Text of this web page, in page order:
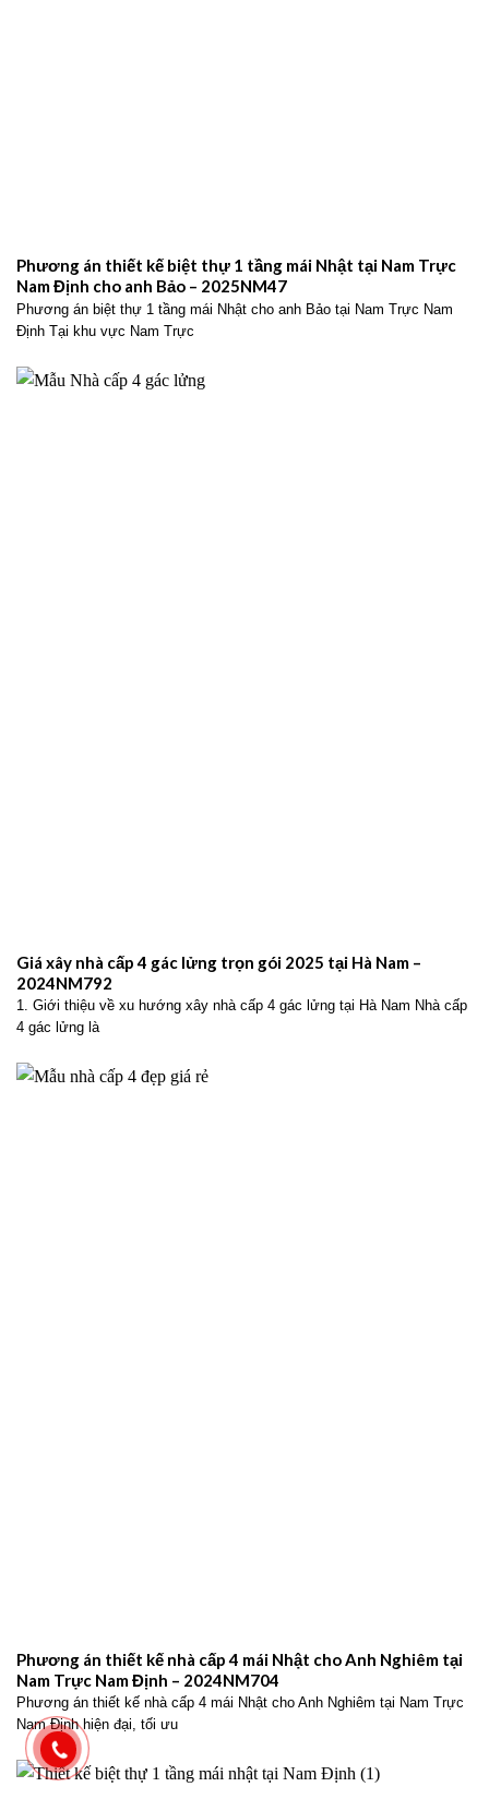
Phương án thiết kế biệt thự 1 tầng mái Nhật tại Nam Trực
Nam Định cho anh Bảo – 2025NM47
Phương án biệt thự 1 tầng mái Nhật cho anh Bảo tại Nam Trực Nam
Định Tại khu vực Nam Trực
Giá xây nhà cấp 4 gác lửng trọn gói 2025 tại Hà Nam –
2024NM792
1. Giới thiệu về xu hướng xây nhà cấp 4 gác lửng tại Hà Nam Nhà cấp
4 gác lửng là
Phương án thiết kế nhà cấp 4 mái Nhật cho Anh Nghiêm tại
Nam Trực Nam Định – 2024NM704
Phương án thiết kế nhà cấp 4 mái Nhật cho Anh Nghiêm tại Nam Trực
Nam Định hiện đại, tối ưu